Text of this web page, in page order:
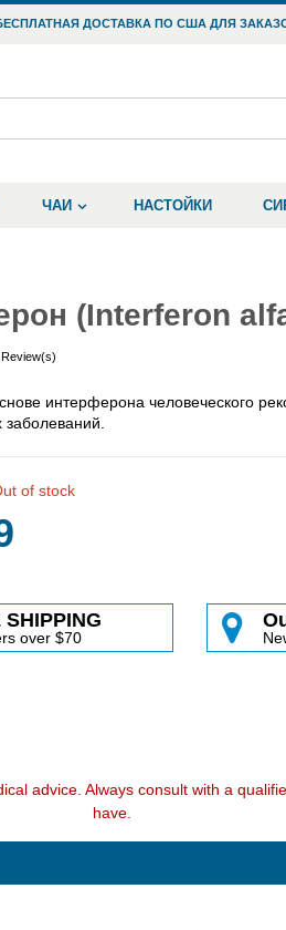
ДОСТАВКА ПО США ДЛЯ
ЧАИ НАСТОЙКИ
(Interferon
интерферона человеческого
of stock
SHIPPING
over $70
advice. Always consult with a
have.